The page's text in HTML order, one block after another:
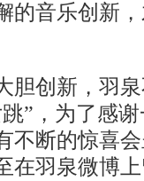
的音乐创新
创新，羽泉
”，为了感
不断的惊喜
在羽泉微博